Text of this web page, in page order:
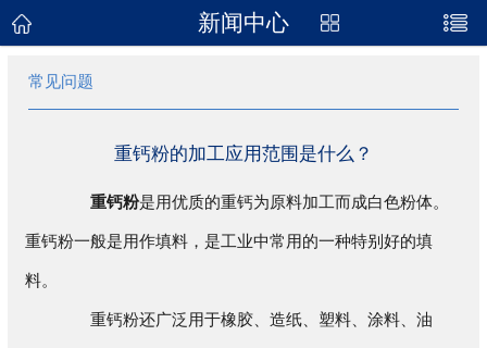
新闻资讯
企业地图
新闻中心
常见问题
重钙粉的加工应用范围是什么？
重钙粉是用优质的重钙为原料加工而成白色粉体。
重钙粉一般是用作填料，是工业中常用的一种特别好的填
料。
重钙粉还广泛用于橡胶、造纸、塑料、涂料、油